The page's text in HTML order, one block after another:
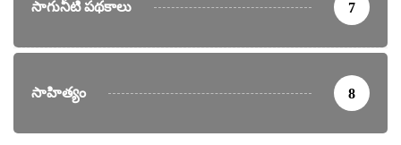
సాగునీటి పథకాలు 7
సాహిత్యం 8